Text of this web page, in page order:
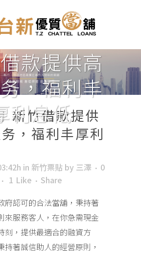
款提供高
，福利丰
利息低
新竹借款提供
，福利丰厚利
in 新竹票貼 by 三澤
0
1 Like
Share
府認可的合法當舖，秉持著
來服務客人，在你急需現金
刻，提供最適合的融資方
持著誠信助人的經營原則，